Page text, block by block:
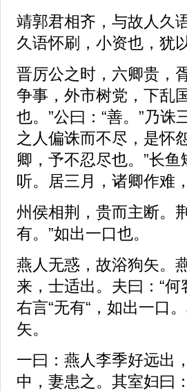
靖郭君相齐，与故人久
久语怀刷，小资也，犹
晋厉公之时，六卿贵，
争事，外市树党，下乱
也。”公曰：“善。”乃
之人偏诛而不尽，是怀
卿，予不忍尽也。”长
听。居三月，诸卿作难
州侯相荆，贵而主断。
有。”如出一口也。
燕人无惑，故浴狗矢。
来，士适出。夫曰：“何
右言“无有“，如出一口
矢。
一曰：燕人李季好远出
中，妻患之。其室妇曰